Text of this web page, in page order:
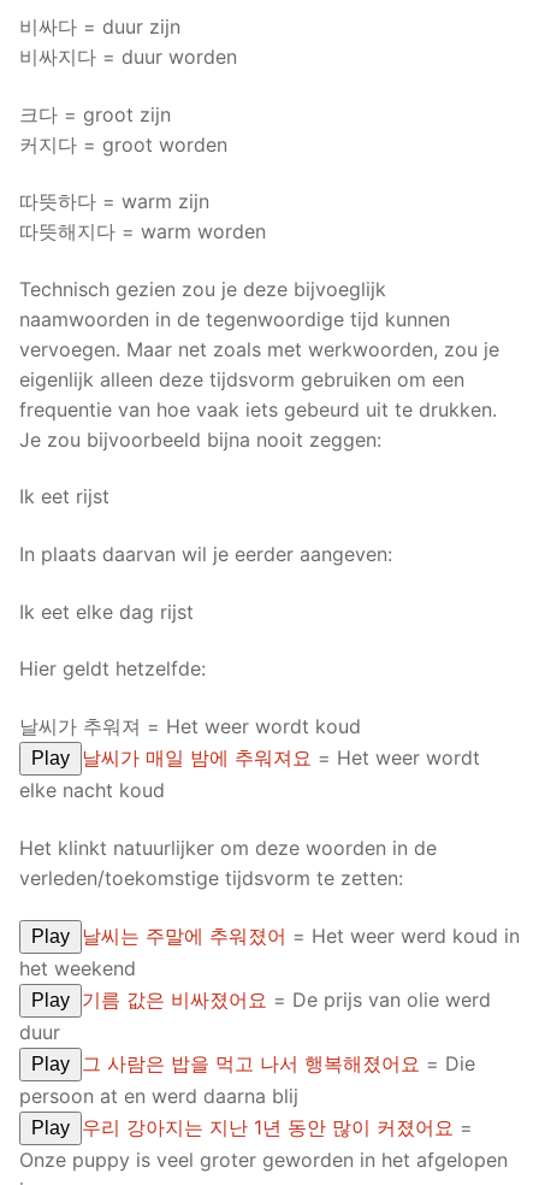
비싸다 = duur zijn
비싸지다 = duur worden
크다 = groot zijn
커지다 = groot worden
따뜻하다 = warm zijn
따뜻해지다 = warm worden
Technisch gezien zou je deze bijvoeglijk
naamwoorden in de tegenwoordige tijd kunnen
vervoegen. Maar net zoals met werkwoorden, zou je
eigenlijk alleen deze tijdsvorm gebruiken om een
frequentie van hoe vaak iets gebeurd uit te drukken.
Je zou bijvoorbeeld bijna nooit zeggen:
Ik eet rijst
In plaats daarvan wil je eerder aangeven:
Ik eet elke dag rijst
Hier geldt hetzelfde:
날씨가 추워져 = Het weer wordt koud
Play 날씨가 매일 밤에 추워져요 = Het weer wordt
elke nacht koud
Het klinkt natuurlijker om deze woorden in de
verleden/toekomstige tijdsvorm te zetten:
Play 날씨는 주말에 추워졌어 = Het weer werd koud in
het weekend
Play 기름 값은 비싸졌어요 = De prijs van olie werd
duur
Play 그 사람은 밥을 먹고 나서 행복해졌어요 = Die
persoon at en werd daarna blij
Play 우리 강아지는 지난 1년 동안 많이 커졌어요 =
Onze puppy is veel groter geworden in het afgelopen